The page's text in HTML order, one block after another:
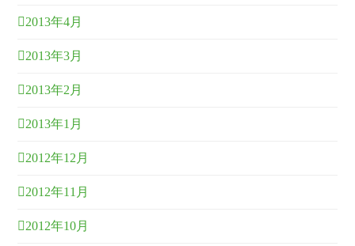
2013年4月
2013年3月
2013年2月
2013年1月
2012年12月
2012年11月
2012年10月